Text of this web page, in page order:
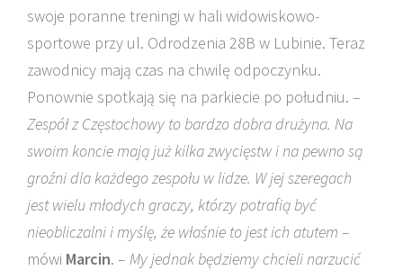
swoje poranne treningi w hali widowiskowo-
sportowe przy ul. Odrodzenia 28B w Lubinie. Teraz
zawodnicy mają czas na chwilę odpoczynku.
Ponownie spotkają się na parkiecie po południu. –
Zespół z Częstochowy to bardzo dobra drużyna. Na
swoim koncie mają już kilka zwycięstw i na pewno są
groźni dla każdego zespołu w lidze. W jej szeregach
jest wielu młodych graczy, którzy potrafią być
nieobliczalni i myślę, że właśnie to jest ich atutem –
mówi Marcin. – My jednak będziemy chcieli narzucić